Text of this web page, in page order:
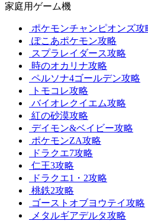
家庭用ゲーム機
ポケモンチャンピオンズ攻
ぽこあポケモン攻略
スプラレイダース攻略
時のオカリナ攻略
ペルソナ4ゴールデン攻略
トモコレ攻略
バイオレクイエム攻略
紅の砂漠攻略
デイモン&ベイビー攻略
ポケモンZA攻略
ドラクエ7攻略
仁王3攻略
ドラクエ1・2攻略
桃鉄2攻略
ゴーストオブヨウテイ攻略
メタルギアデルタ攻略